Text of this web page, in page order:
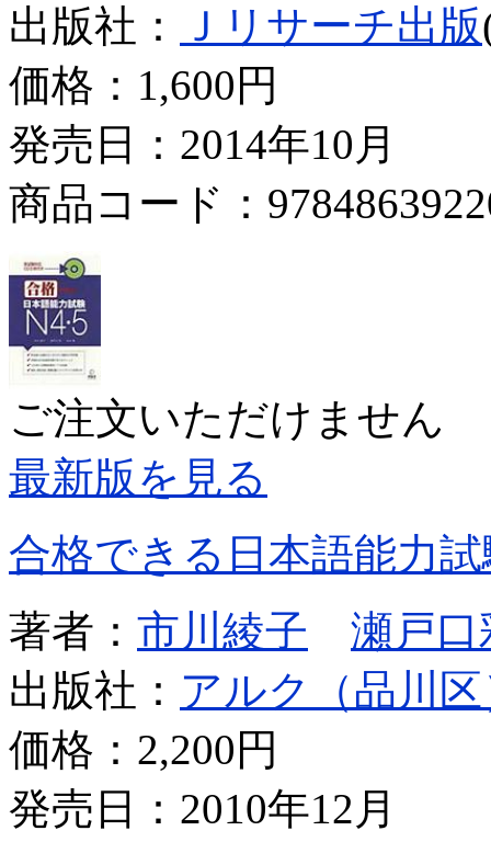
出版社：
Ｊリサーチ出版
価格： 1,600円
発売日：2014年10月
商品コード：
ご注文いただけません
最新版を見る
合格できる日本語能力
著者： 市川綾子
瀬戸口
出版社： アルク（品川
価格： 2,200円
発売日：2010年12月